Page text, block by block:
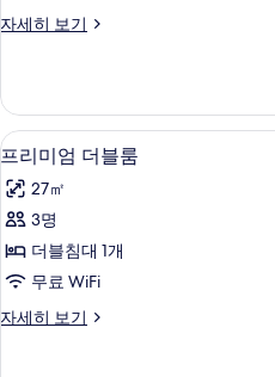
트
진
모
두
보
기
자세히 보기
스
스
위
트
세
히
기
프
리
미
엄
더
룸
11
프리미엄 더블룸
27㎡
3명
더블침대 1개
무료 WiFi
자세히 보기
프